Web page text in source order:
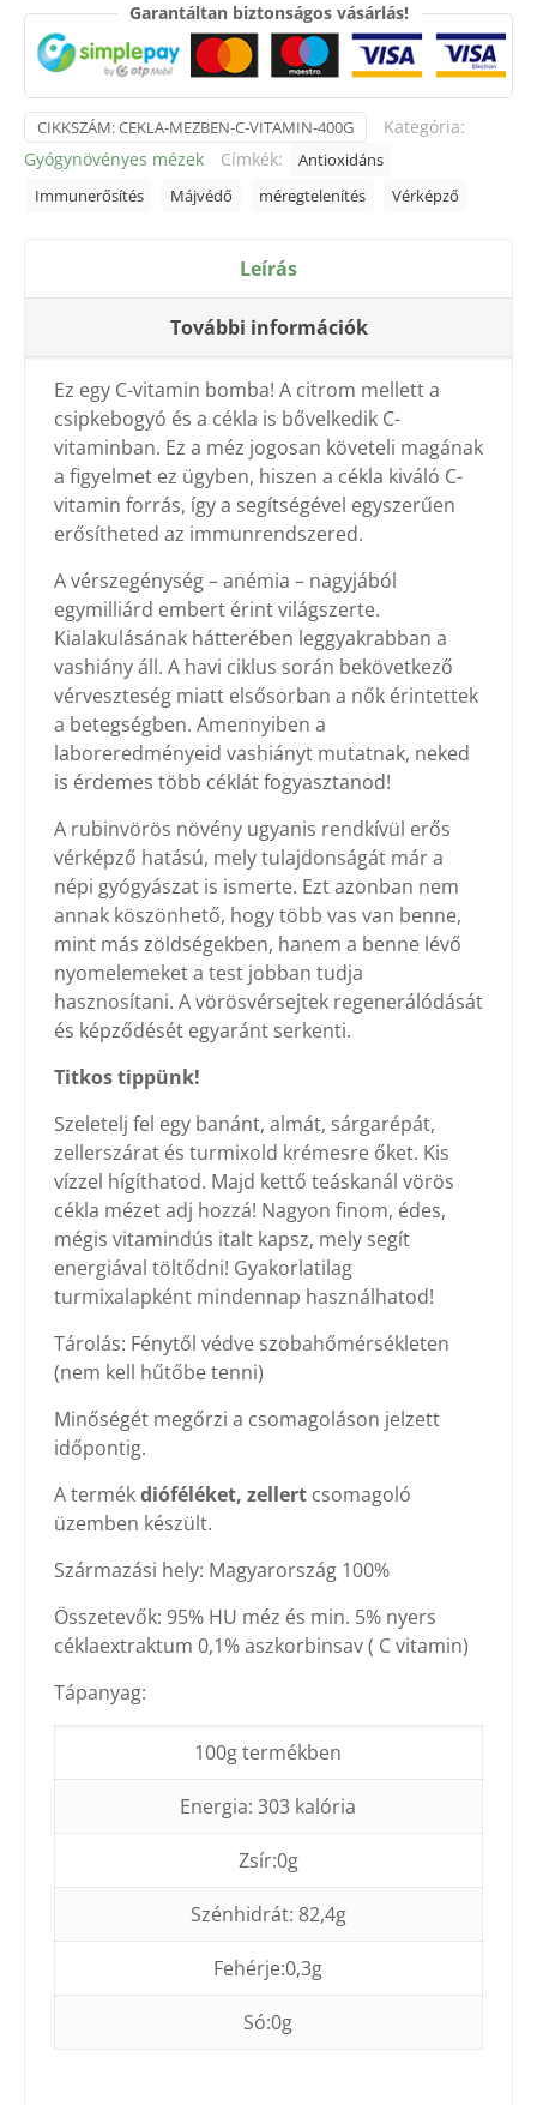
400g
mennyiség
Garantáltan biztonságos vásárlás!
CIKKSZÁM:CEKLA-MEZBEN-C-VITAMIN-400G
Kategória:
Gyógynövényes mézek
Címkék:
Antioxidáns
Immunerősítés
Májvédő méregtelenítés Vérképző
Leírás
További információk
Ez egy C-vitamin bomba! A citrom mellett a
csipkebogyó és a cékla is bővelkedik C-
vitaminban. Ez a méz jogosan követeli magának
a figyelmet ez ügyben, hiszen a cékla kiváló C-
vitamin forrás, így a segítségével egyszerűen
erősítheted az immunrendszered.
A vérszegénység – anémia – nagyjából
egymilliárd embert érint világszerte.
Kialakulásának hátterében leggyakrabban a
vashiány áll. A havi ciklus során bekövetkező
vérveszteség miatt elsősorban a nők érintettek
a betegségben. Amennyiben a
laboreredményeid vashiányt mutatnak, neked
is érdemes több céklát fogyasztanod!
A rubinvörös növény ugyanis rendkívül erős
vérképző hatású, mely tulajdonságát már a
népi gyógyászat is ismerte. Ezt azonban nem
annak köszönhető, hogy több vas van benne,
mint más zöldségekben, hanem a benne lévő
nyomelemeket a test jobban tudja
hasznosítani. A vörösvérsejtek regenerálódását
és képződését egyaránt serkenti.
Titkos tippünk!
Szeletelj fel egy banánt, almát, sárgarépát,
zellerszárat és turmixold krémesre őket. Kis
vízzel hígíthatod. Majd kettő teáskanál vörös
cékla mézet adj hozzá! Nagyon finom, édes,
mégis vitamindús italt kapsz, mely segít
energiával töltődni! Gyakorlatilag
turmixalapként mindennap használhatod!
Tárolás: Fénytől védve szobahőmérsékleten
(nem kell hűtőbe tenni)
Minőségét megőrzi a csomagoláson jelzett
időpontig.
A termékdióféléket, zellertcsomagoló
üzemben készült.
Származási hely: Magyarország 100%
Összetevők: 95% HU méz és min. 5% nyers
céklaextraktum 0,1% aszkorbinsav ( C vitamin)
Tápanyag:
100g termékben
Energia: 303 kalória
Zsír:0g
Szénhidrát: 82,4g
Fehérje:0,3g
Só:0g